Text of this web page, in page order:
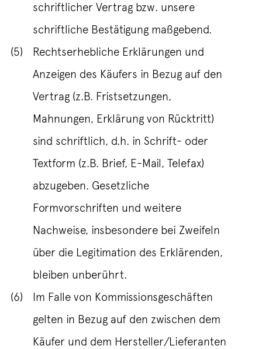
schriftlicher Vertrag bzw. unsere
schriftliche Bestätigung maßgebend.
(5)
Rechtserhebliche Erklärungen und
Anzeigen des Käufers in Bezug auf den
Vertrag (z.B. Fristsetzungen,
Mahnungen, Erklärung von Rücktritt)
sind schriftlich, d.h. in Schrift- oder
Textform (z.B. Brief, E-Mail, Telefax)
abzugeben. Gesetzliche
Formvorschriften und weitere
Nachweise, insbesondere bei Zweifeln
über die Legitimation des Erklärenden,
bleiben unberührt.
(6)
Im Falle von Kommissionsgeschäften
gelten in Bezug auf den zwischen dem
Käufer und dem Hersteller/Lieferanten